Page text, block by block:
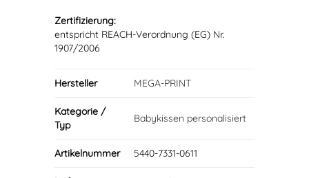
Zertifizierung:
entspricht REACH-Verordnung (EG) Nr.
1907/2006
Hersteller MEGA-PRINT
Kategorie /
Typ
Babykissen personalisiert
Artikelnummer 5440-7331-0611